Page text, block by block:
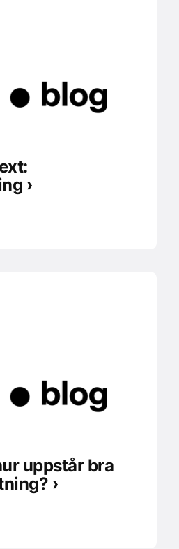
›
uppstår bra
›